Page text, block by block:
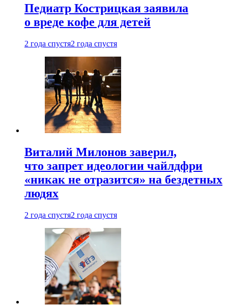
Педиатр Кострицкая заявила
о вреде кофе для детей
2 года спустя2 года спустя
Виталий Милонов заверил,
что запрет идеологии чайлдфри
«никак не отразится» на бездетных
людях
2 года спустя2 года спустя